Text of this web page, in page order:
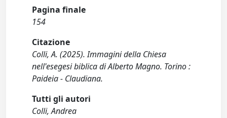
Pagina finale
154
Citazione
Colli, A. (2025). Immagini della Chiesa
nell'esegesi biblica di Alberto Magno. Torino :
Paideia - Claudiana.
Tutti gli autori
Colli, Andrea